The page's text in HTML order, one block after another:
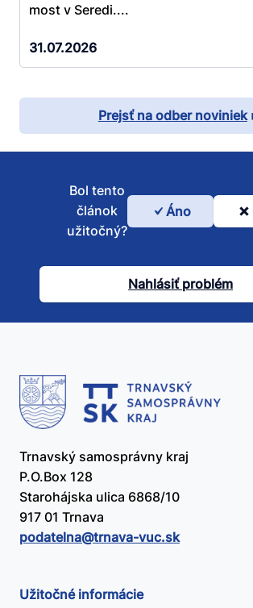
most v Seredi....
31.07.2026
Prejsť na odber noviniek
Bol
článok
Bol tento
článok
užitočný?
Áno
Nahlásiť problém
Trnavský samosprávny kraj
P.O.Box 128
Starohájska ulica 6868/10
917 01 Trnava
podatelna@​trnava-vuc.sk
Užitočné informácie